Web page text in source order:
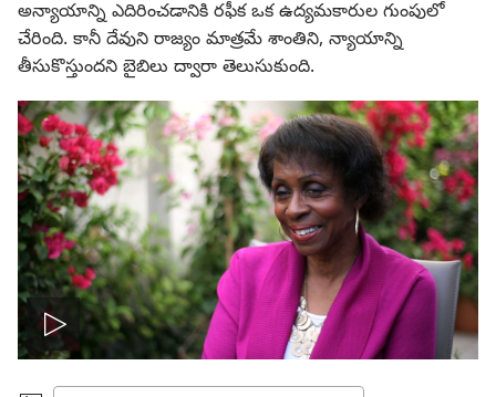
అన్యాయాన్ని ఎదిరించడానికి రఫీక ఒక ఉద్యమకారుల గుంపులో
చేరింది. కానీ దేవుని రాజ్యం మాత్రమే శాంతిని, న్యాయాన్ని
తీసుకొస్తుందని బైబిలు ద్వారా తెలుసుకుంది.
వీడియో